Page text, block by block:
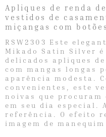
Apliques de renda
vestidos de
miçangas com
RSW2303 Este
Mikado Satin Silver é
delicados apliques
com mangas longas
aparência modesta.
convenientes, este
noivas que
em seu dia especial.
referência. O efeito
imagem de manequim